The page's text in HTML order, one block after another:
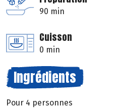
90 min
Cuisson
0 min
Ingrédients
Pour 4 personnes